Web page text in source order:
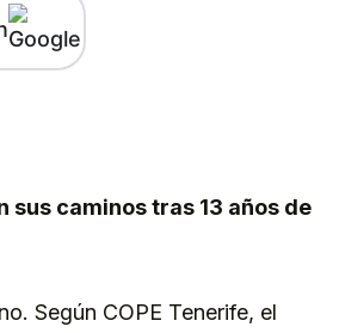
sus caminos tras 13 años de
Según COPE Tenerife, el